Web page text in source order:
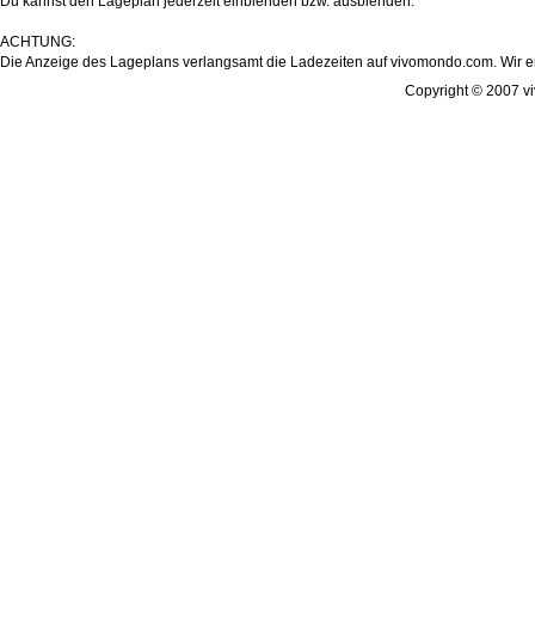
ACHTUNG:
Die Anzeige des Lageplans verlangsamt die Ladezeiten auf vivomondo.com.
Copyright © 2007